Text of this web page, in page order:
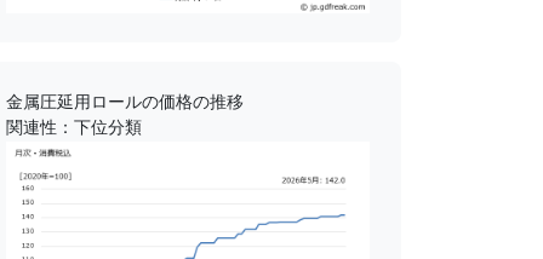
金属圧延用ロールの価格の推移
関連性：下位分類